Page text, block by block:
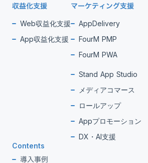
収益化支援
Web収益化支援
App収益化支援
マーケティング支援
AppDelivery
FourM PMP
FourM PWA
Stand App Studio
メディアコマース
ロールアップ
Appプロモーション
DX・AI支援
Contents
導入事例